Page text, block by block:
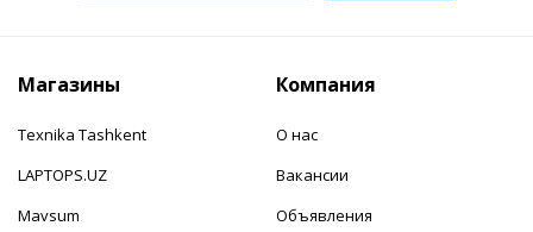
Магазины
Texnika Tashkent
LAPTOPS.UZ
Mavsum
Компания
О нас
Вакансии
Объявления